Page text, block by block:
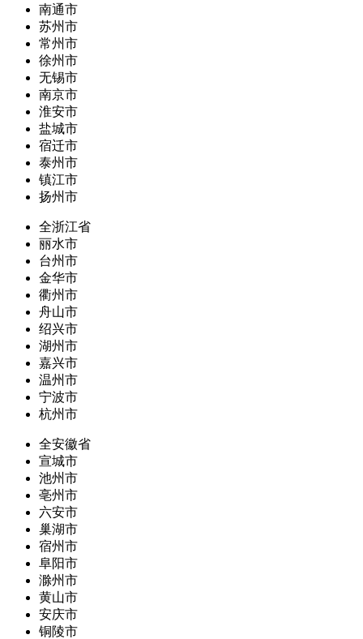
南通市
苏州市
常州市
徐州市
无锡市
南京市
淮安市
盐城市
宿迁市
泰州市
镇江市
扬州市
全浙江省
丽水市
台州市
金华市
衢州市
舟山市
绍兴市
湖州市
嘉兴市
温州市
宁波市
杭州市
全安徽省
宣城市
池州市
亳州市
六安市
巢湖市
宿州市
阜阳市
滁州市
黄山市
安庆市
铜陵市